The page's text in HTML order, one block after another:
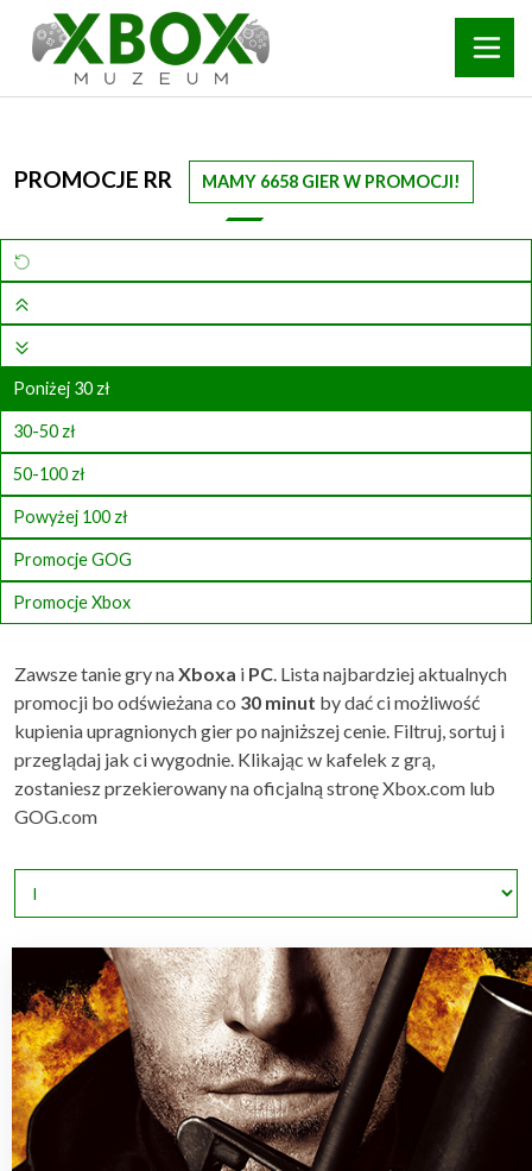
PROMOCJE RR MAMY 6658 GIER W PROMOCJI!
Poniżej 30 zł
30-50 zł
50-100 zł
Powyżej 100 zł
Promocje GOG
Promocje Xbox
Zawsze tanie gry naXboxa i PC . Lista najbardziej aktualnych
promocji bo odświeżana co 30 minut by dać ci możliwość
kupienia upragnionych gier po najniższej cenie. Filtruj, sortuj i
przeglądaj jak ci wygodnie. Klikając w kafelek z grą,
zostaniesz przekierowany na oficjalną stronę Xbox.com lub
GOG.com